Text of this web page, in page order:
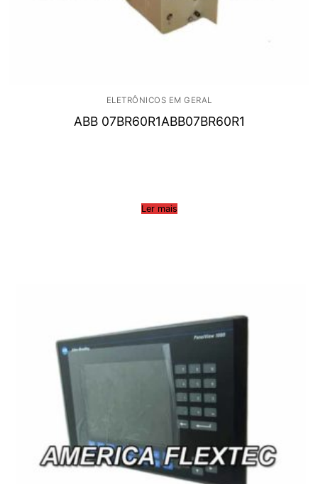
ELETRÔNICOS EM GERAL
ABB 07BR60R1ABB07BR60R1
Ler mais